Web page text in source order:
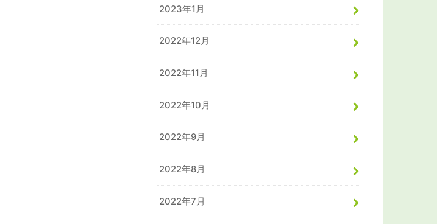
2023年1月
2022年12月
2022年11月
2022年10月
2022年9月
2022年8月
2022年7月